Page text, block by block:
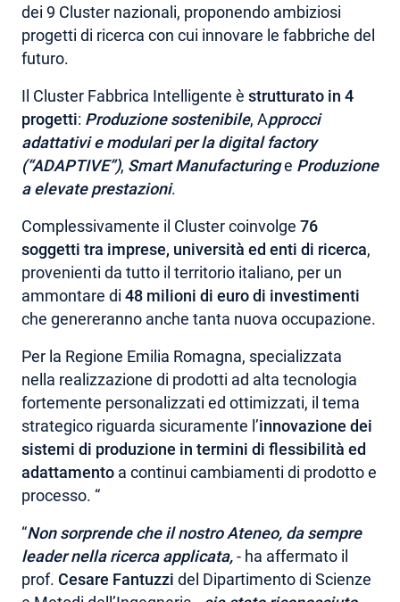
dei 9 Cluster nazionali, proponendo ambiziosi
progetti di ricerca con cui innovare le fabbriche del
futuro.
Il Cluster Fabbrica Intelligente è strutturato in 4
progetti: Produzione sostenibile, Approcci
adattativi e modulari per la digital factory
(“ADAPTIVE”), Smart Manufacturinge Produzione
a elevate prestazioni.
Complessivamente il Cluster coinvolge 76
soggetti tra imprese, università ed enti di ricerca,
provenienti da tutto il territorio italiano, per un
ammontare di 48 milioni di euro di investimenti
che genereranno anche tanta nuova occupazione.
Per la Regione Emilia Romagna, specializzata
nella realizzazione di prodotti ad alta tecnologia
fortemente personalizzati ed ottimizzati, il tema
strategico riguarda sicuramente l’innovazione dei
sistemi di produzione in termini di flessibilità ed
adattamento a continui cambiamenti di prodotto e
processo. “
“Non sorprende che il nostro Ateneo, da sempre
leader nella ricerca applicata,- ha affermato il
prof. Cesare Fantuzzi del Dipartimento di Scienze